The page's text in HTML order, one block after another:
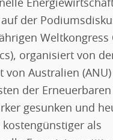
der
Weltkongress
organisiert von
von Australien
der
gesunken und
kostengünstiger als